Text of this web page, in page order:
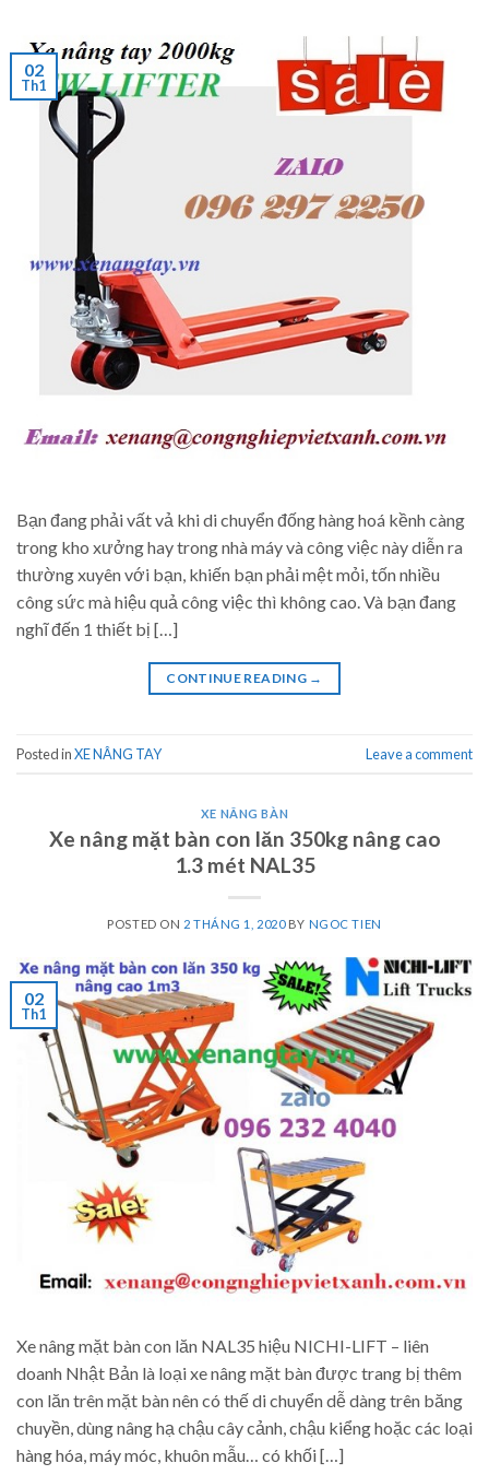
02
Th1
Bạn đang phải vất vả khi di chuyển đống hàng hoá kềnh càng
trong kho xưởng hay trong nhà máy và công việc này diễn ra
thường xuyên với bạn, khiến bạn phải mệt mỏi, tốn nhiều
công sức mà hiệu quả công việc thì không cao. Và bạn đang
nghĩ đến 1 thiết bị […]
CONTINUE READING →
Posted inXE NÂNG TAY Leave a comment
XE NÂNG BÀN
Xe nâng mặt bàn con lăn 350kg nâng cao
1.3 mét NAL35
POSTED ON 2 THÁNG 1, 2020BY NGOC TIEN
02
Th1
Xe nâng mặt bàn con lăn NAL35 hiệu NICHI-LIFT – liên
doanh Nhật Bản là loại xe nâng mặt bàn được trang bị thêm
con lăn trên mặt bàn nên có thế di chuyển dễ dàng trên băng
chuyền, dùng nâng hạ chậu cây cảnh, chậu kiểng hoặc các loại
hàng hóa, máy móc, khuôn mẫu… có khối […]